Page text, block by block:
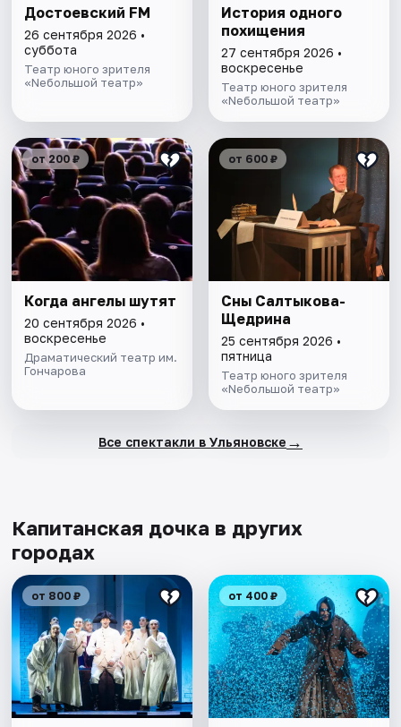
Достоевский FM
26 сентября 2026 •
суббота
Театр юного зрителя
«Nебольшой театр»
История одного
похищения
27 сентября 2026 •
воскресенье
Театр юного зрителя
«Nебольшой театр»
от 200 ₽
Когда ангелы шутят
20 сентября 2026 •
воскресенье
Драматический театр им.
Гончарова
от 600 ₽
Сны Салтыкова-
Щедрина
25 сентября 2026 •
пятница
Театр юного зрителя
«Nебольшой театр»
Все спектакли в Ульяновске →
Капитанская дочка в других
городах
от 800 ₽ от 400 ₽